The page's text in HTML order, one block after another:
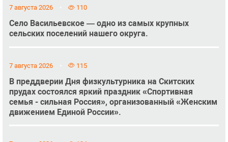
7 августа 2026 110
Село Васильевское — одно из самых крупных
сельских поселений нашего округа.
7 августа 2026 115
В преддверии Дня физкультурника на Скитских
прудах состоялся яркий праздник «Спортивная
семья - сильная Россия», организованный «Женским
движением Единой России».